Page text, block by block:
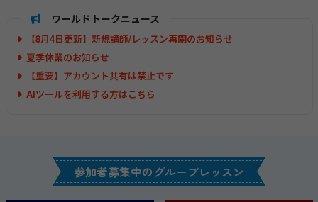
ワールドトークニュース
【8月4日更新】新規講師/レッスン再開のお知らせ
夏季休業のお知らせ
【重要】アカウント共有は禁止です
AIツールを利用する方はこちら
参加者募集中のグループレッスン